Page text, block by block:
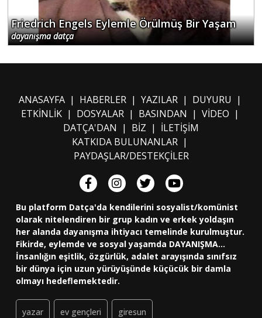
Friedrich Engels Eylemle Örülmüş Bir Yaşam
dayanışma datça
ANASAYFA| HABERLER| YAZILAR| DUYURU |
ETKİNLİK| DOSYALAR| BASINDAN | VİDEO |
DATÇA'DAN | BİZ | İLETİŞİM
KATKIDA BULUNANLAR |
PAYDAŞLAR/DESTEKÇİLER
Bu platform Datça'da kendilerini sosyalist/komünist
olarak nitelendiren bir grup kadın ve erkek yoldaşın
her alanda dayanışma ihtiyacı temelinde kurulmuştur.
Fikirde, eylemde ve sosyal yaşamda DAYANIŞMA...
İnsanlığın eşitlik, özgürlük, adalet arayışında sınıfsız
bir dünya için uzun yürüyüşünde küçücük bir damla
olmayı hedeflemektedir.
yazar ev gençleri giresun